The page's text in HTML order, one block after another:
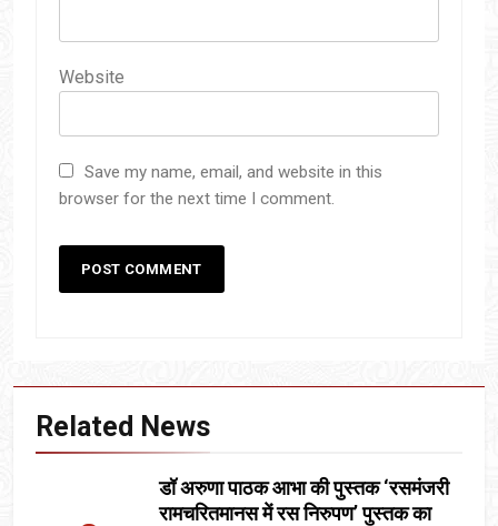
Website
Save my name, email, and website in this
browser for the next time I comment.
Related News
डॉ अरुणा पाठक आभा की पुस्तक ‘रसमंजरी
रामचरितमानस में रस निरुपण’ पुस्तक का